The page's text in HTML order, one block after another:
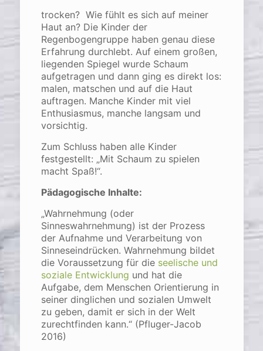
trocken? Wie fühlt es sich auf meiner
Haut an? Die Kinder der
Regenbogengruppe haben genau diese
Erfahrung durchlebt. Auf einem großen,
liegenden Spiegel wurde Schaum
aufgetragen und dann ging es direkt los:
malen, matschen und auf die Haut
auftragen. Manche Kinder mit viel
Enthusiasmus, manche langsam und
vorsichtig.
Zum Schluss haben alle Kinder
festgestellt: „Mit Schaum zu spielen
macht Spaß!“.
Pädagogische Inhalte:
„Wahrnehmung (oder
Sinneswahrnehmung) ist der Prozess
der Aufnahme und Verarbeitung von
Sinneseindrücken. Wahrnehmung bildet
die Voraussetzung für die seelische und
soziale Entwicklung und hat die
Aufgabe, dem Menschen Orientierung in
seiner dinglichen und sozialen Umwelt
zu geben, damit er sich in der Welt
zurechtfinden kann.“ (Pfluger-Jacob
2016)